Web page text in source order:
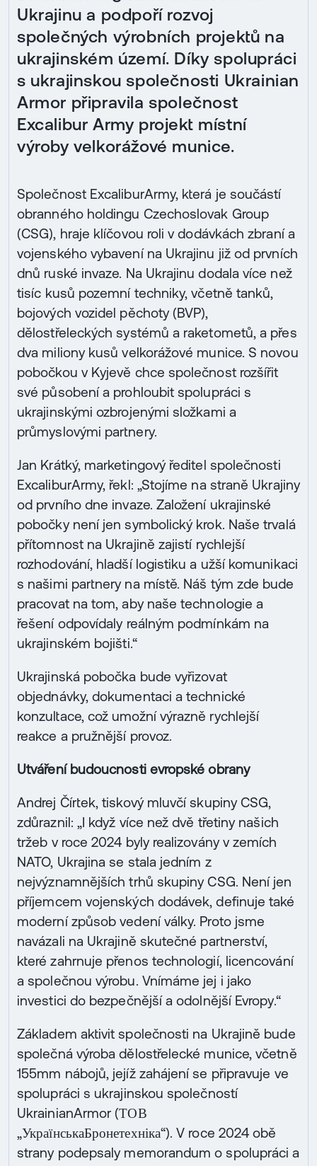
Ukrajinu a podpoří rozvoj
společných výrobních projektů na
ukrajinském území. Díky spolupráci
s ukrajinskou společnosti Ukrainian
Armor připravila společnost
Excalibur Army projekt místní
výroby velkorážové munice.
Společnost ExcaliburArmy, která je součástí
obranného holdingu Czechoslovak Group
(CSG), hraje klíčovou roli v dodávkách zbraní a
vojenského vybavení na Ukrajinu již od prvních
dnů ruské invaze. Na Ukrajinu dodala více než
tisíc kusů pozemní techniky, včetně tanků,
bojových vozidel pěchoty (BVP),
dělostřeleckých systémů a raketometů, a přes
dva miliony kusů velkorážové munice. S novou
pobočkou v Kyjevě chce společnost rozšířit
své působení a prohloubit spolupráci s
ukrajinskými ozbrojenými složkami a
průmyslovými partnery.
Jan Krátký, marketingový ředitel společnosti
ExcaliburArmy, řekl: „Stojíme na straně Ukrajiny
od prvního dne invaze. Založení ukrajinské
pobočky není jen symbolický krok. Naše trvalá
přítomnost na Ukrajině zajistí rychlejší
rozhodování, hladší logistiku a užší komunikaci
s našimi partnery na místě. Náš tým zde bude
pracovat na tom, aby naše technologie a
řešení odpovídaly reálným podmínkám na
ukrajinském bojišti.“
Ukrajinská pobočka bude vyřizovat
objednávky, dokumentaci a technické
konzultace, což umožní výrazně rychlejší
reakce a pružnější provoz.
Utváření budoucnosti evropské obrany
Andrej Čírtek, tiskový mluvčí skupiny CSG,
zdůraznil: „I když více než dvě třetiny našich
tržeb v roce 2024 byly realizovány v zemích
NATO, Ukrajina se stala jedním z
nejvýznamnějších trhů skupiny CSG. Není jen
příjemcem vojenských dodávek, definuje také
moderní způsob vedení války. Proto jsme
navázali na Ukrajině skutečné partnerství,
které zahrnuje přenos technologií, licencování
a společnou výrobu. Vnímáme jej i jako
investici do bezpečnější a odolnější Evropy.“
Základem aktivit společnosti na Ukrajině bude
společná výroba dělostřelecké munice, včetně
155mm nábojů, jejíž zahájení se připravuje ve
spolupráci s ukrajinskou společností
UkrainianArmor (ТОВ
„УкраїнськаБронетехніка“). V roce 2024 obě
strany podepsaly memorandum o spolupráci a